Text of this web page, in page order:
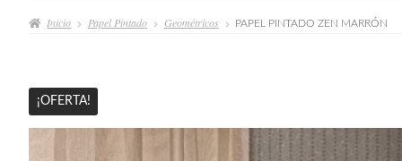
Inicio Papel Pintado Geométricos PAPEL PINTADO ZEN MARRÓN
¡OFERTA!